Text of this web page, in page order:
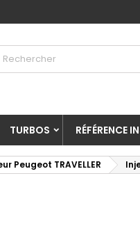
TURBOS RÉFÉRENCE
Peugeot TRAVELLER